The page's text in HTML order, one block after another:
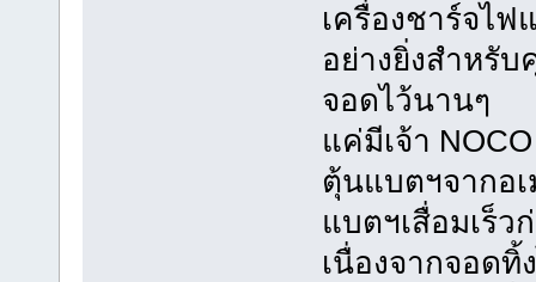
เครื่องชาร์จไ
อย่างยิ่งสำหรั
จอดไว้นานๆ
แค่มีเจ้า
ตุ้นแบตฯจากอ
แบตฯเสื่อมเร็
เนื่องจากจอดทิ้